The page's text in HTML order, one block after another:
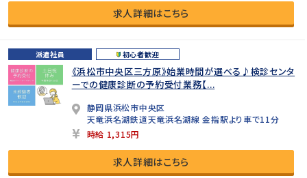
求人詳細はこちら
派遣社員 初心者歓迎
《浜松市中央区三方原》始業時間が選べる♪検診センタ
ーでの健康診断の予約受付業務【...
静岡県浜松市中央区
天竜浜名湖鉄道天竜浜名湖線 金指駅より車で11分
時給 1,315円
求人詳細はこちら